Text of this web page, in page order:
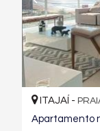
ITAJAÍ -
Apartamento